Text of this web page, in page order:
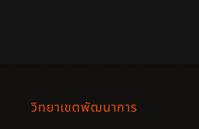
วิทยาเขตพัฒนาการ